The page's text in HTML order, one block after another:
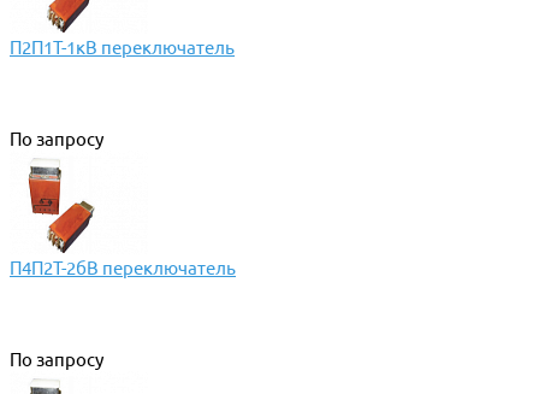
П2П1Т-1кВ переключатель
По запросу
П4П2Т-2бВ переключатель
По запросу